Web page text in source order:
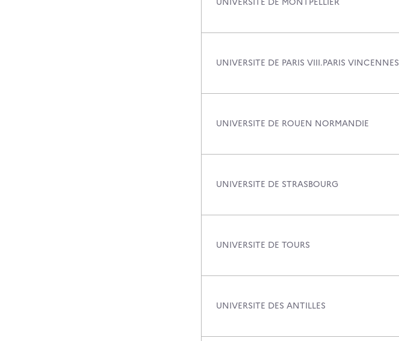
UNIVERSITE DE PARIS VIII.PARIS VINCENNES
UNIVERSITE DE ROUEN NORMANDIE
UNIVERSITE DE STRASBOURG
UNIVERSITE DE TOURS
UNIVERSITE DES ANTILLES